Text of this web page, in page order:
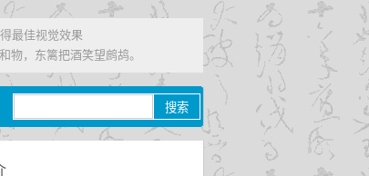
最佳视觉效果
物，东篱把酒笑望鹧鸪。